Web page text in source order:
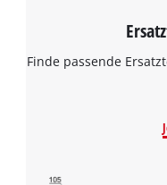
Finde passende